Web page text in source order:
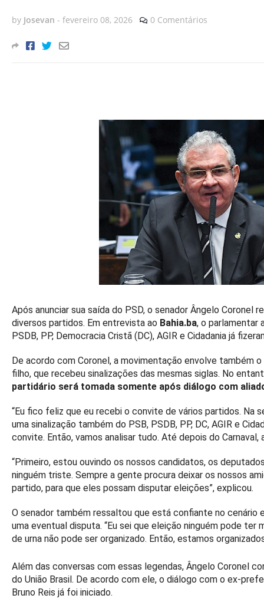
by Josevan - fevereiro 08, 2026 0 Comentários
Após anunciar sua saída do PSD, o senador Ângelo Coronel
diversos partidos. Em entrevista ao Bahia.ba, o parlamentar
PSDB, PP, Democracia Cristã (DC), AGIR e Cidadania já
De acordo com Coronel, a movimentação envolve também
filho, que recebeu sinalizações das mesmas siglas. No
partidário será tomada somente após diálogo com
“Eu fico feliz que eu recebi o convite de vários partidos. Na
uma sinalização também do PSB, PSDB, PP, DC, AGIR e
convite. Então, vamos analisar tudo. Até depois do Carnaval,
“Primeiro, estou ouvindo os nossos candidatos, os
ninguém triste. Sempre a gente procura deixar os nossos
partido, para que eles possam disputar eleições”, explicou.
O senador também ressaltou que está confiante no
uma eventual disputa. “Eu sei que eleição ninguém pode ter
de urna não pode ser organizado. Então, estamos
Além das conversas com essas legendas, Ângelo Coronel
do União Brasil. De acordo com ele, o diálogo com o ex-
Bruno Reis já foi iniciado.